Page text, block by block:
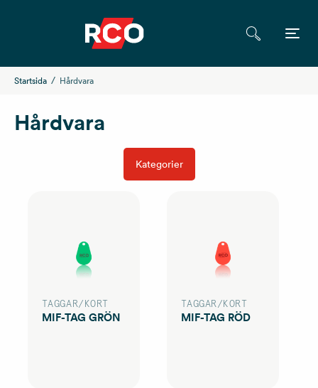
Startsida Hårdvara
Hårdvara
Kategorier
TAGGAR/KORT
MIF-TAG GRÖN
TAGGAR/KORT
MIF-TAG RÖD